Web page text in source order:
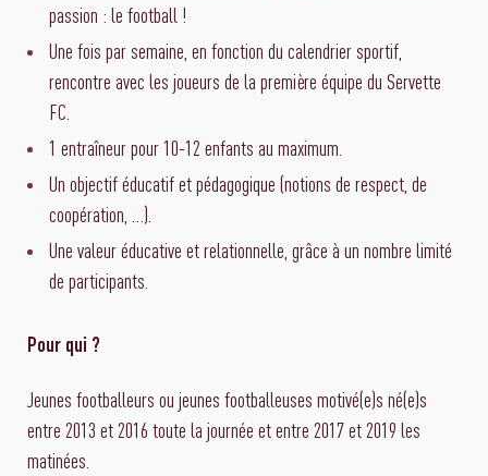
passion : le football !
Une fois par semaine, en fonction du calendrier sportif,
rencontre avec les joueurs de la première équipe du Servette
FC.
1 entraîneur pour 10-12 enfants au maximum.
Un objectif éducatif et pédagogique (notions de respect, de
coopération, …).
Une valeur éducative et relationnelle, grâce à un nombre limité
de participants.
Pour qui ?
Jeunes footballeurs ou jeunes footballeuses motivé(e)s né(e)s
entre 2013 et 2016 toute la journée et entre 2017 et 2019 les
matinées.